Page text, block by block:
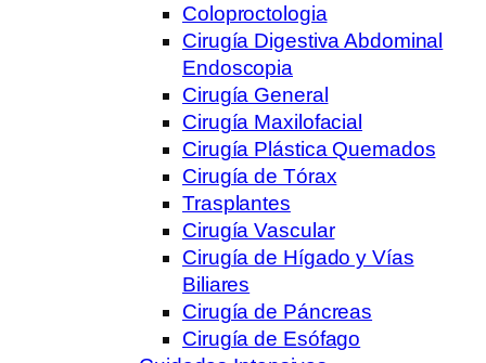
Coloproctologia
Cirugía Digestiva Abdominal
Endoscopia
Cirugía General
Cirugía Maxilofacial
Cirugía Plástica Quemados
Cirugía de Tórax
Trasplantes
Cirugía Vascular
Cirugía de Hígado y Vías
Biliares
Cirugía de Páncreas
Cirugía de Esófago